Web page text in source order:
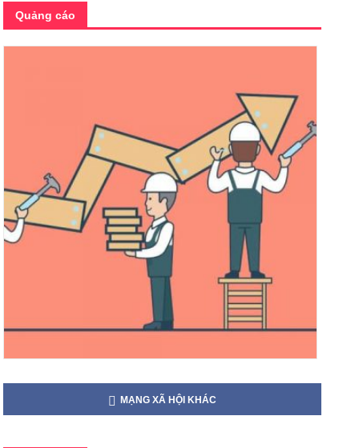
Quảng cáo
MẠNG XÃ HỘI KHÁC